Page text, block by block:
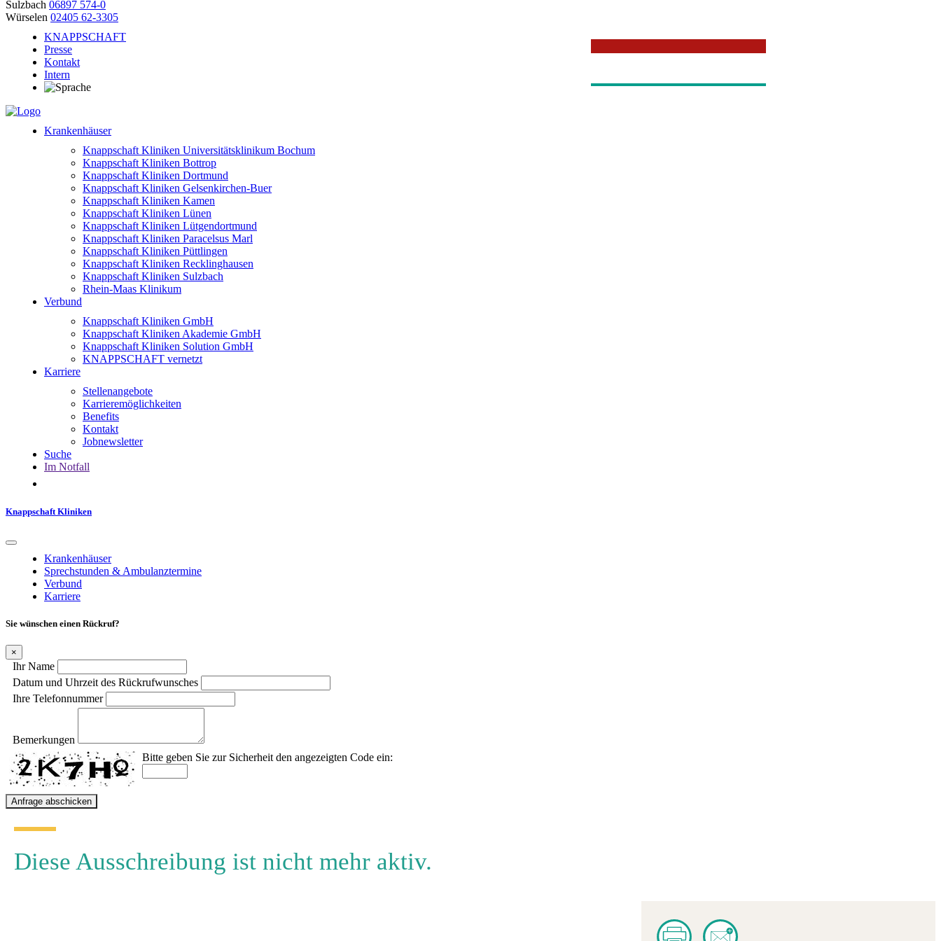
Sulzbach 06897 574-0
Würselen 02405 62-3305
KNAPPSCHAFT
Presse
Kontakt
Intern
Krankenhäuser
Knappschaft Kliniken Universitätsklinikum Bochum
Knappschaft Kliniken Bottrop
Knappschaft Kliniken Dortmund
Knappschaft Kliniken Gelsenkirchen-Buer
Knappschaft Kliniken Kamen
Knappschaft Kliniken Lünen
Knappschaft Kliniken Lütgendortmund
Knappschaft Kliniken Paracelsus Marl
Knappschaft Kliniken Püttlingen
Knappschaft Kliniken Recklinghausen
Knappschaft Kliniken Sulzbach
Rhein-Maas Klinikum
Verbund
Knappschaft Kliniken GmbH
Knappschaft Kliniken Akademie GmbH
Knappschaft Kliniken Solution GmbH
KNAPPSCHAFT vernetzt
Karriere
Stellenangebote
Karrieremöglichkeiten
Benefits
Kontakt
Jobnewsletter
Suche
Im Notfall
Knappschaft Kliniken
Krankenhäuser
Sprechstunden & Ambulanztermine
Verbund
Karriere
Sie wünschen einen Rückruf?
×
Ihr Name
Datum und Uhrzeit des Rückrufwunsches
Ihre Telefonnummer
Bemerkungen
Bitte geben Sie zur Sicherheit den angezeigten Code ein:
Diese Ausschreibung ist nicht mehr aktiv.